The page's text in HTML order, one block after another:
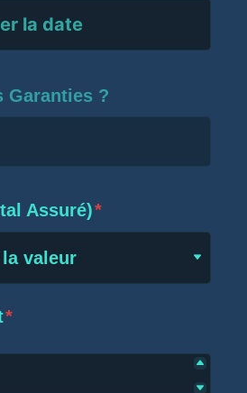
Garanties ?
Assuré)*
valeur
*